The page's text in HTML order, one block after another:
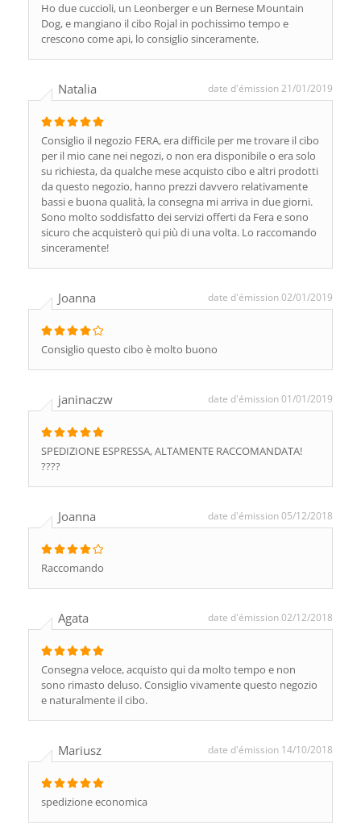
Ho due cuccioli, un Leonberger e un Bernese Mountain
Dog, e mangiano il cibo Rojal in pochissimo tempo e
crescono come api, lo consiglio sinceramente.
Natalia date d'émission 21/01/2019
Consiglio il negozio FERA, era difficile per me trovare il cibo
per il mio cane nei negozi, o non era disponibile o era solo
su richiesta, da qualche mese acquisto cibo e altri prodotti
da questo negozio, hanno prezzi davvero relativamente
bassi e buona qualità, la consegna mi arriva in due giorni.
Sono molto soddisfatto dei servizi offerti da Fera e sono
sicuro che acquisterò qui più di una volta. Lo raccomando
sinceramente!
Joanna date d'émission 02/01/2019
Consiglio questo cibo è molto buono
janinaczw date d'émission 01/01/2019
SPEDIZIONE ESPRESSA, ALTAMENTE RACCOMANDATA!
????
Joanna date d'émission 05/12/2018
Raccomando
Agata date d'émission 02/12/2018
Consegna veloce, acquisto qui da molto tempo e non
sono rimasto deluso. Consiglio vivamente questo negozio
e naturalmente il cibo.
Mariusz date d'émission 14/10/2018
spedizione economica